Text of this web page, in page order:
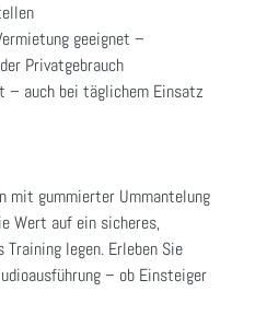
geeignet –
Privatgebrauch
auch bei täglichem Einsatz
mit gummierter Ummantelung
Wert auf ein sicheres,
Training legen. Erleben Sie
– ob Einsteiger